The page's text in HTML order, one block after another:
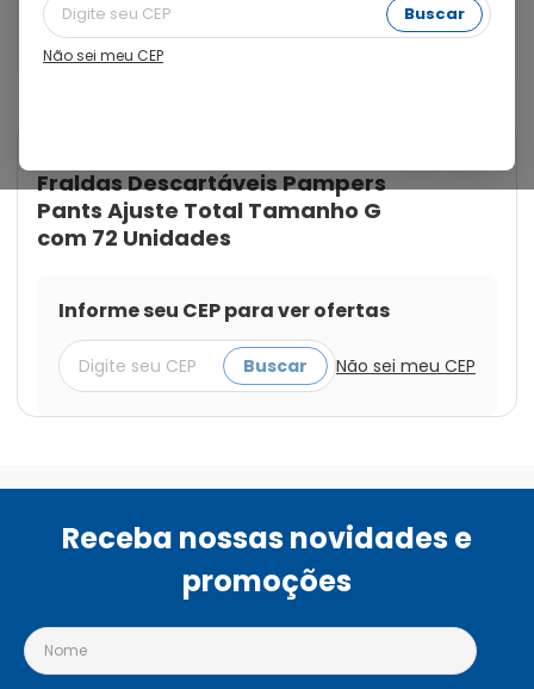
Buscar
Não sei meu CEP
cintura elástica 360 é fácil de pôr mesmo quando eles
estão em movimento, para um ajuste perfeito e até 12
horas sequinho.
Fraldas Descartáveis Pampers
Pants Ajuste Total Tamanho G
com 72 Unidades
Informe seu CEP para ver ofertas
Buscar Não sei meu CEP
Receba nossas novidades e
promoções